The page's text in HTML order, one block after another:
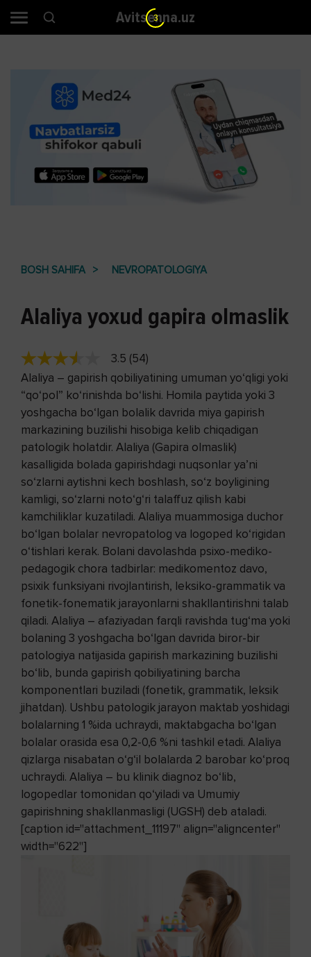
Avitsenna.uz
BOSH SAHIFA NEVROPATOLOGIYA
Alaliya yoxud gapira olmaslik
3.5 (54)
Alaliya – gapirish qobiliyatining umuman yo‘qligi yoki
“qo‘pol” ko‘rinishda bo‘lishi. Homila paytida yoki 3
yoshgacha bo‘lgan bolalik davrida miya gapirish
markazining buzilishi hisobiga kelib chiqadigan
patologik holatdir. Alaliya (Gapira olmaslik)
kasalligida bolada gapirishdagi nuqsonlar ya’ni
so‘zlarni aytishni kech boshlash, so‘z boyligining
kamligi, so‘zlarni noto‘g‘ri talaffuz qilish kabi
kamchiliklar kuzatiladi. Alaliya muammosiga duchor
bo‘lgan bolalar nevropatolog va logoped ko‘rigidan
o‘tishlari kerak. Bolani davolashda psixo-mediko-
pedagogik chora tadbirlar: medikomentoz davo,
psixik funksiyani rivojlantirish, leksiko-grammatik va
fonetik-fonematik jarayonlarni shakllantirishni talab
qiladi. Alaliya – afaziyadan farqli ravishda tug‘ma yoki
bolaning 3 yoshgacha bo‘lgan davrida biror-bir
patologiya natijasida gapirish markazining buzilishi
bo‘lib, bunda gapirish qobiliyatining barcha
komponentlari buziladi (fonetik, grammatik, leksik
jihatdan). Ushbu patologik jarayon maktab yoshidagi
bolalarning 1 %ida uchraydi, maktabgacha bo‘lgan
bolalar orasida esa 0,2-0,6 %ni tashkil etadi. Alaliya
qizlarga nisabatan o‘g‘il bolalarda 2 barobar ko‘proq
uchraydi. Alaliya – bu klinik diagnoz bo‘lib,
logopedlar tomonidan qo‘yiladi va Umumiy
gapirishning shakllanmasligi (UGSH) deb ataladi.
[caption id="attachment_11197" align="aligncenter"
width="622"]
1